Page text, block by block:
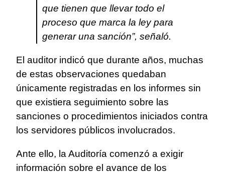
que tienen que llevar todo el
proceso que marca la ley para
generar una sanción”, señaló.
El auditor indicó que durante años, muchas
de estas observaciones quedaban
únicamente registradas en los informes sin
que existiera seguimiento sobre las
sanciones o procedimientos iniciados contra
los servidores públicos involucrados.
Ante ello, la Auditoría comenzó a exigir
información sobre el avance de los